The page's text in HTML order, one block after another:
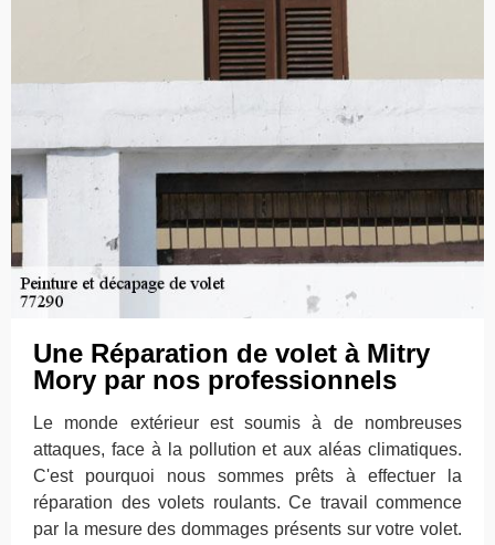
Une Réparation de volet à Mitry
Mory par nos professionnels
Le monde extérieur est soumis à de nombreuses
attaques, face à la pollution et aux aléas climatiques.
C'est pourquoi nous sommes prêts à effectuer la
réparation des volets roulants. Ce travail commence
par la mesure des dommages présents sur votre volet.